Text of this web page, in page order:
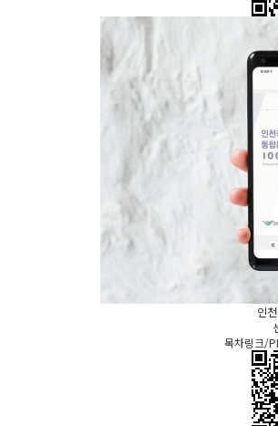
인
목차링크/